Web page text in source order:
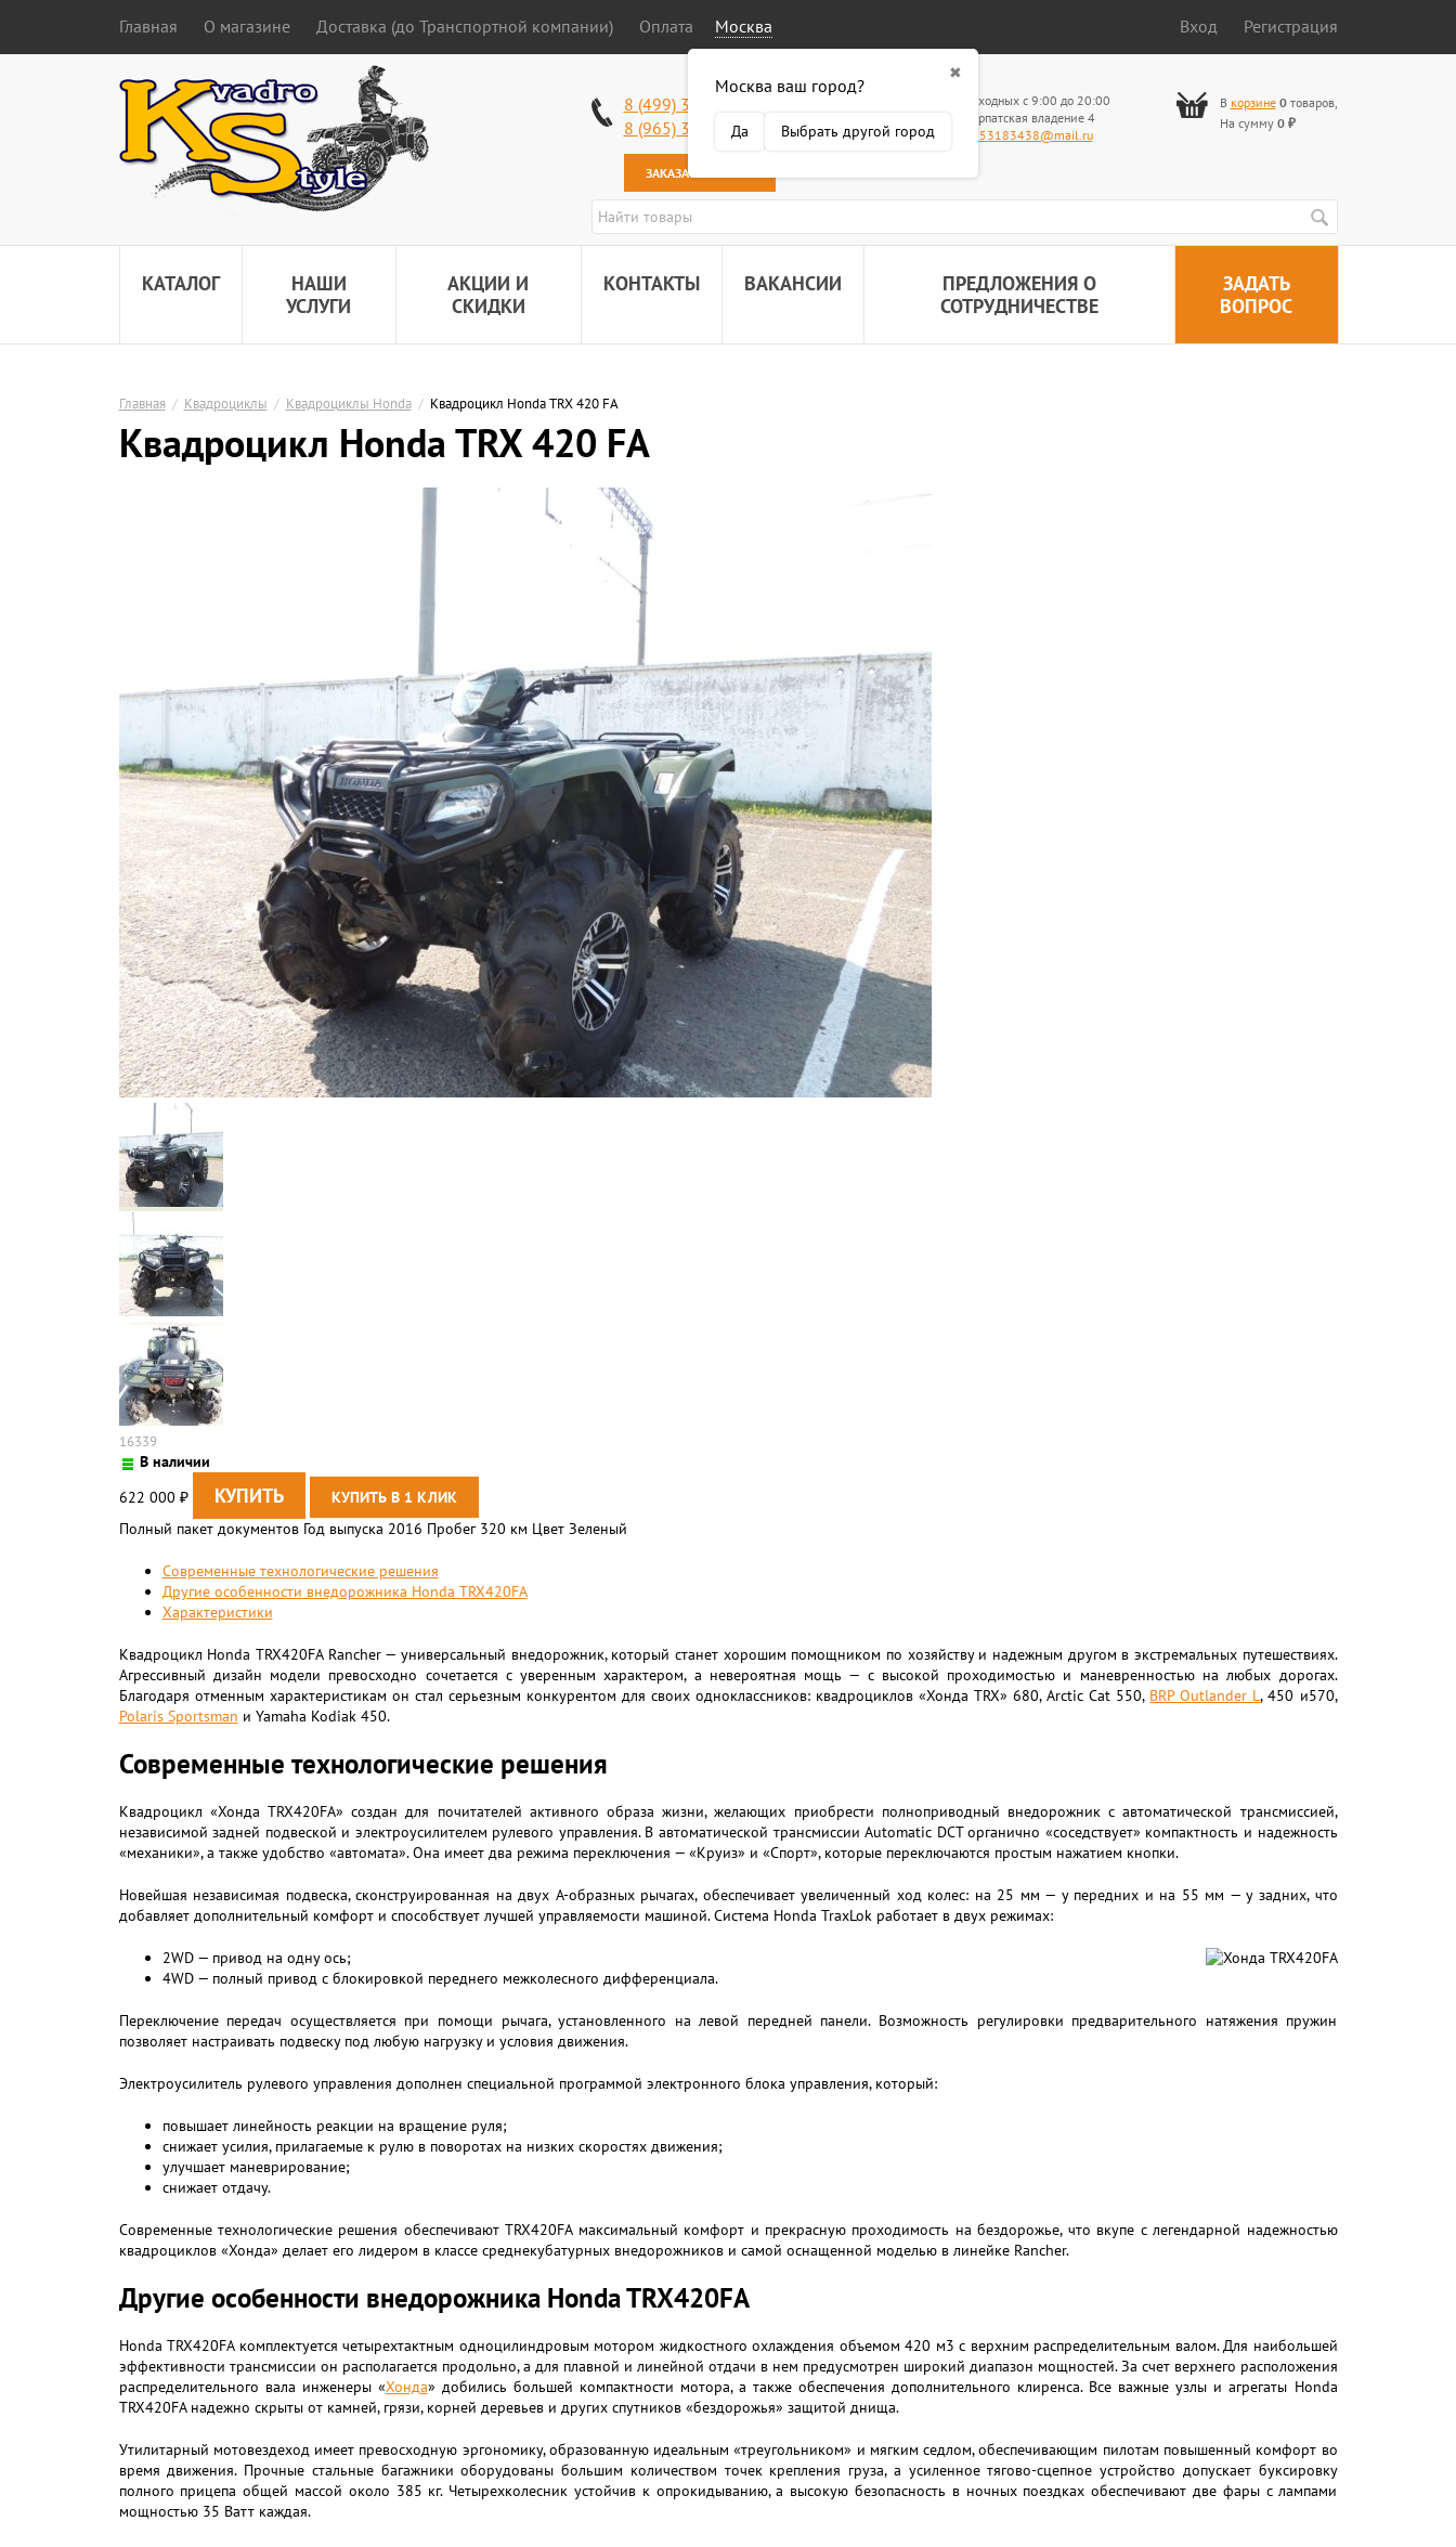
Главная О магазине Доставка (до Транспортной компании) Оплата Москва
✖
Москва ваш город?
Да Выбрать другой город
Вход Регистрация
8 (499) 340-63-51
8 (965) 318-34-38
ЗАКАЗАТЬ ЗВОНОК
Работаем без выходных с 9:00 до 20:00
Самовывоз: 2 Карпатская владение 4
Наша почта:
89653183438@mail.ru
В корзине 0товаров,
На сумму 0 ₽
КАТАЛОГ
НАШИ
УСЛУГИ
АКЦИИ И
СКИДКИ
КОНТАКТЫ ВАКАНСИИ
ПРЕДЛОЖЕНИЯ О
СОТРУДНИЧЕСТВЕ
ЗАДАТЬ
ВОПРОС
Главная / Квадроциклы / Квадроциклы Honda / Квадроцикл Honda TRX 420 FA
Квадроцикл Honda TRX 420 FA
16339
В наличии
622 000 ₽
Полный пакет документов Год выпуска 2016 Пробег 320 км Цвет Зеленый
Современные технологические решения
Другие особенности внедорожника Honda TRX420FA
Характеристики
Квадроцикл Honda TRX420FA Rancher — универсальный внедорожник, который станет хорошим помощником по хозяйству и надежным другом в экстремальных путешествиях.
Агрессивный дизайн модели превосходно сочетается с уверенным характером, а невероятная мощь — с высокой проходимостью и маневренностью на любых дорогах.
Благодаря отменным характеристикам он стал серьезным конкурентом для своих одноклассников: квадроциклов «Хонда TRX» 680, Arctic Cat 550, BRP Outlander L, 450 и570,
Polaris Sportsman и Yamaha Kodiak 450.
Современные технологические решения
Квадроцикл «Хонда TRX420FA» создан для почитателей активного образа жизни, желающих приобрести полноприводный внедорожник с автоматической трансмиссией,
независимой задней подвеской и электроусилителем рулевого управления. В автоматической трансмиссии Automatic DCT органично «соседствует» компактность и надежность
«механики», а также удобство «автомата». Она имеет два режима переключения — «Круиз» и «Спорт», которые переключаются простым нажатием кнопки.
Новейшая независимая подвеска, сконструированная на двух А-образных рычагах, обеспечивает увеличенный ход колес: на 25 мм — у передних и на 55 мм — у задних, что
добавляет дополнительный комфорт и способствует лучшей управляемости машиной. Система Honda TraxLok работает в двух режимах:
2WD — привод на одну ось;
4WD — полный привод с блокировкой переднего межколесного дифференциала.
Переключение передач осуществляется при помощи рычага, установленного на левой передней панели. Возможность регулировки предварительного натяжения пружин
позволяет настраивать подвеску под любую нагрузку и условия движения.
Электроусилитель рулевого управления дополнен специальной программой электронного блока управления, который:
повышает линейность реакции на вращение руля;
снижает усилия, прилагаемые к рулю в поворотах на низких скоростях движения;
улучшает маневрирование;
снижает отдачу.
Современные технологические решения обеспечивают TRX420FA максимальный комфорт и прекрасную проходимость на бездорожье, что вкупе с легендарной надежностью
квадроциклов «Хонда» делает его лидером в классе среднекубатурных внедорожников и самой оснащенной моделью в линейке Rancher.
Другие особенности внедорожника Honda TRX420FA
Honda TRX420FA комплектуется четырехтактным одноцилиндровым мотором жидкостного охлаждения объемом 420 м3 с верхним распределительным валом. Для наибольшей
эффективности трансмиссии он располагается продольно, а для плавной и линейной отдачи в нем предусмотрен широкий диапазон мощностей. За счет верхнего расположения
распределительного вала инженеры «Хонда» добились большей компактности мотора, а также обеспечения дополнительного клиренса. Все важные узлы и агрегаты Honda
TRX420FA надежно скрыты от камней, грязи, корней деревьев и других спутников «бездорожья» защитой днища.
Утилитарный мотовездеход имеет превосходную эргономику, образованную идеальным «треугольником» и мягким седлом, обеспечивающим пилотам повышенный комфорт во
время движения. Прочные стальные багажники оборудованы большим количеством точек крепления груза, а усиленное тягово-сцепное устройство допускает буксировку
полного прицепа общей массой около 385 кг. Четырехколесник устойчив к опрокидыванию, а высокую безопасность в ночных поездках обеспечивают две фары с лампами
мощностью 35 Ватт каждая.